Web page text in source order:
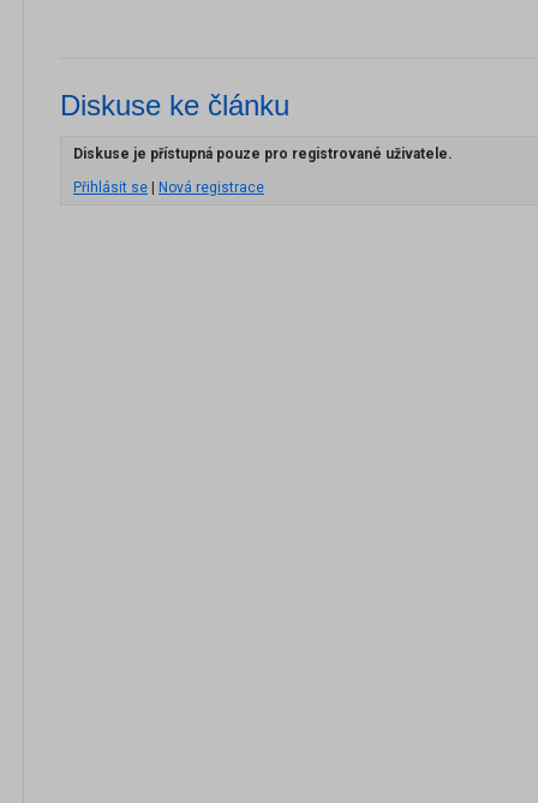
Diskuse ke článku
Diskuse je přístupná pouze pro registrované uživatele.
Přihlásit se | Nová registrace